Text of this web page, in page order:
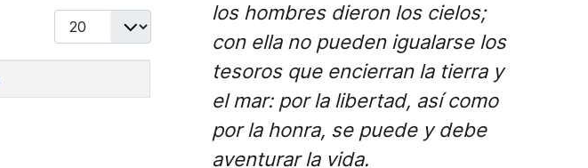
Display #
los hombres dieron los cielos;
con ella no pueden igualarse los
tesoros que encierran la tierra y
el mar: por la libertad, así como
por la honra, se puede y debe
aventurar la vida.